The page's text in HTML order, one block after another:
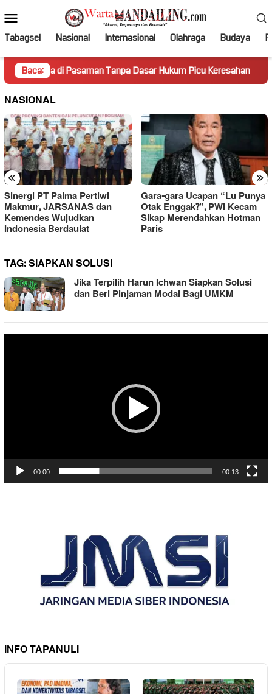
ke
kontenMobile
Tabagsel Nasional Internasional Olahraga Budaya
Baca:
di Pasaman Tanpa Dasar Hukum Picu Keresahan Truk
NASIONAL
« »
Sinergi PT Palma Pertiwi
Makmur, JARSANAS dan
Kemendes Wujudkan
Indonesia Berdaulat
Gara-gara Ucapan “Lu Punya
Otak Enggak?”, PWI Kecam
Sikap Merendahkan Hotman
Paris
TAG:SIAPKAN SOLUSI
Jika Terpilih Harun Ichwan Siapkan Solusi
dan Beri Pinjaman Modal Bagi UMKM
00:00 00:13
INFO TAPANULI